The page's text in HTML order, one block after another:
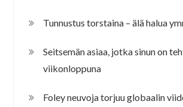
Tunnustus torstaina – älä halua
Seitsemän asiaa, jotka sinun on
viikonloppuna
Foley neuvoja torjuu globaalin